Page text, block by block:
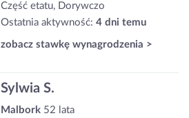
Część etatu, Dorywczo
Ostatnia aktywność: 4 dni temu
zobacz stawkę wynagrodzenia >
Sylwia S.
Malbork 52 lata